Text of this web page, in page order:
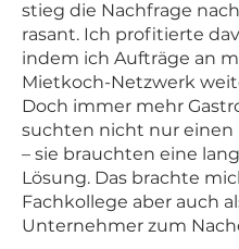
stieg die Nachfrage
rasant. Ich profitierte
indem ich Aufträge an
Mietkoch-Netzwerk
Doch immer mehr
suchten nicht nur einen
– sie brauchten eine
Lösung. Das brachte
Fachkollege aber auch
Unternehmer zum